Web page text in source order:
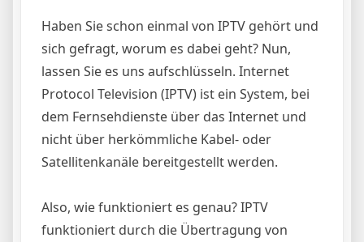
Haben Sie schon einmal von IPTV gehört und
sich gefragt, worum es dabei geht? Nun,
lassen Sie es uns aufschlüsseln. Internet
Protocol Television (IPTV) ist ein System, bei
dem Fernsehdienste über das Internet und
nicht über herkömmliche Kabel- oder
Satellitenkanäle bereitgestellt werden.
Also, wie funktioniert es genau? IPTV
funktioniert durch die Übertragung von